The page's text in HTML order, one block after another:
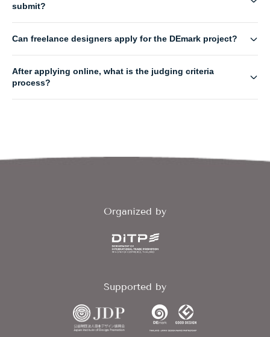
Winners
FAQs
Login
submit?
Can freelance designers apply for the DEmark project?
After applying online, what is the judging criteria
process?
Organized by
Supported by